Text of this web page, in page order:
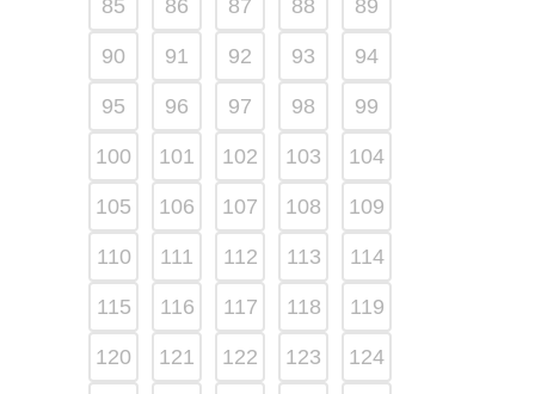
85 86 87 88 89
90 91 92 93 94
95 96 97 98 99
100 101 102 103 104
105 106 107 108 109
110 111 112 113 114
115 116 117 118 119
120 121 122 123 124